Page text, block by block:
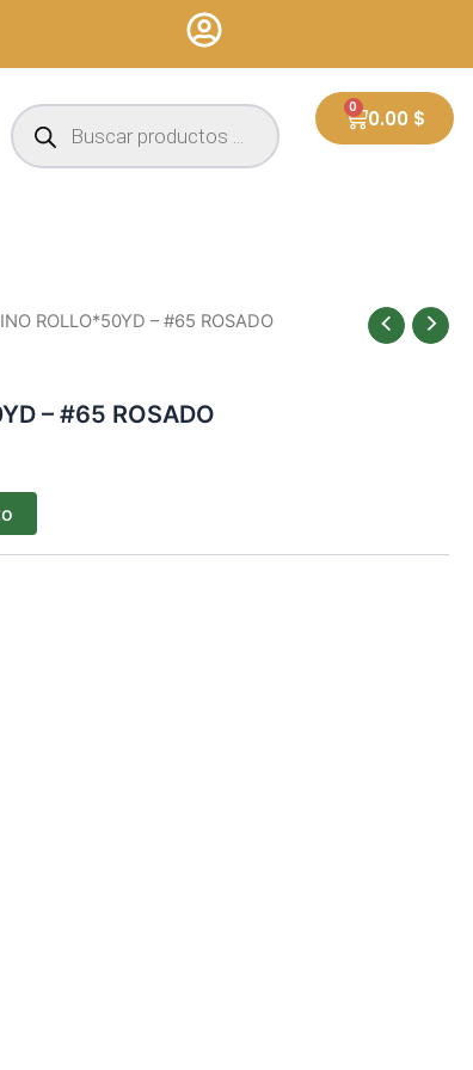
Búsqueda
de
productos
0.00 $
0
Cart
ROLLO*50YD – #65 ROSADO
– #65 ROSADO